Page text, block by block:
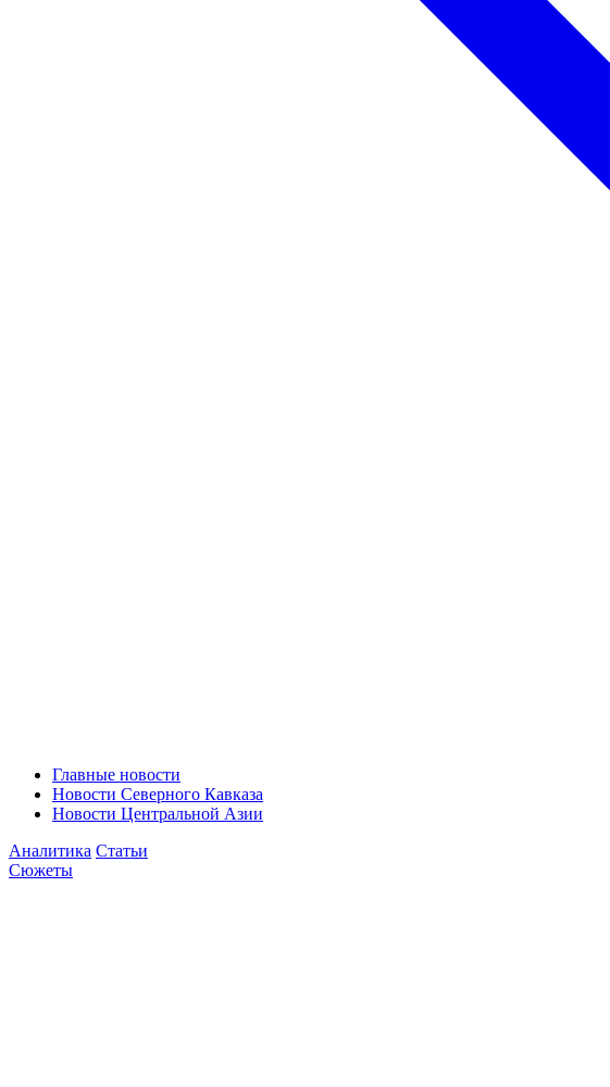
Главные новости
Новости Северного Кавказа
Новости Центральной Азии
Аналитика Статьи
Сюжеты